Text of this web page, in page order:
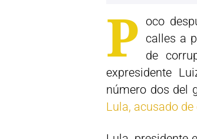
P oco
calles a
de
expresidente
número dos del
Lula, acusado